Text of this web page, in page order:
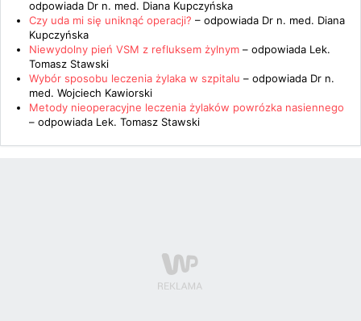
odpowiada Dr n. med. Diana Kupczyńska
Czy uda mi się uniknąć operacji? – odpowiada Dr n. med. Diana
Kupczyńska
Niewydolny pień VSM z refluksem żylnym – odpowiada Lek.
Tomasz Stawski
Wybór sposobu leczenia żylaka w szpitalu – odpowiada Dr n.
med. Wojciech Kawiorski
Metody nieoperacyjne leczenia żylaków powrózka nasiennego
– odpowiada Lek. Tomasz Stawski